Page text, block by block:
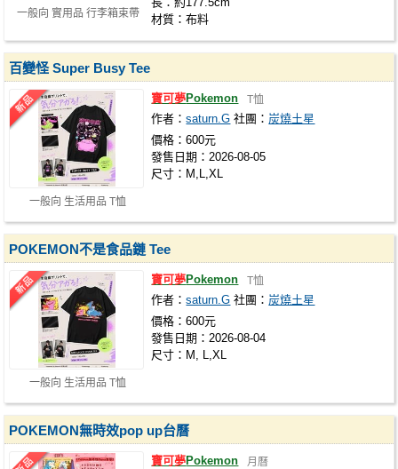
一般向 實用品 行李箱束帶
材質：布料
一般向 生活用品 T恤
百變怪 Super Busy Tee
寶可夢Pokemon T恤
作者：saturn.G 社團： 炭燒土星
價格：600元
發售日期：2026-08-05
尺寸：M,L,XL
一般向 生活用品 T恤
POKEMON不是食品鏈 Tee
寶可夢Pokemon T恤
作者：saturn.G 社團： 炭燒土星
價格：600元
發售日期：2026-08-04
尺寸：M, L,XL
POKEMON無時效pop up台曆
寶可夢Pokemon 月曆